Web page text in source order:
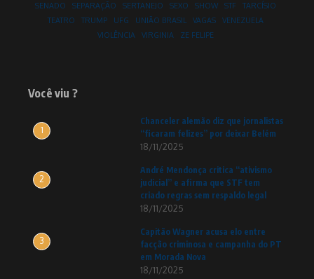
SENADO
SEPARAÇÃO SERTANEJO SEXO SHOW STF
TARCÍSIO
TEATRO
TRUMP UFG UNIÃO BRASIL VAGAS
VENEZUELA
VIOLÊNCIA
VIRGINIA ZE FELIPE
Você viu ?
1
Chanceler alemão diz que jornalistas
“ficaram felizes” por deixar Belém
18/11/2025
2
André Mendonça critica “ativismo
judicial” e afirma que STF tem
criado regras sem respaldo legal
18/11/2025
3
Capitão Wagner acusa elo entre
facção criminosa e campanha do PT
em Morada Nova
18/11/2025